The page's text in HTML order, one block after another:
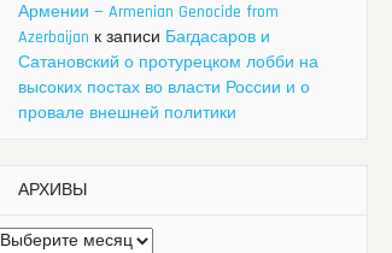
Армении — Armenian Genocide from
Azerbaijan к записи Багдасаров и
Сатановский о протурецком лобби на
высоких постах во власти России и о
провале внешней политики
АРХИВЫ
Архивы